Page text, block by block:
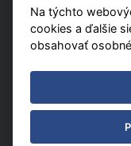
Na týchto
cookies a ďalšie
obsahovať